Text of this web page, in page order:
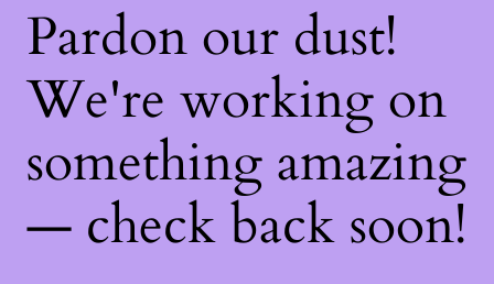
Pardon our dust!
We're working on
something amazing
— check back soon!